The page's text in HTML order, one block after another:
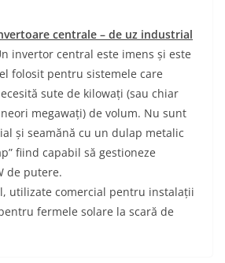
centrale – de uz industrial
invertor central este imens și este
folosit pentru sistemele care
sute de kilowați (sau chiar
megawați) de volum. Nu sunt
și seamănă cu un dulap metalic
fiind capabil să gestioneze
de putere.
utilizate comercial pentru instalații
fermele solare la scară de